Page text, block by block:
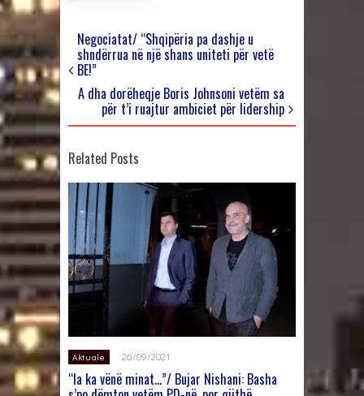
Negociatat/ “Shqipëria pa dashje u
shndërrua në një shans uniteti për vetë
BE!”
A dha dorëheqje Boris Johnsoni vetëm sa
për t’i ruajtur ambiciet për lidership
Related Posts
Aktuale 26/09/2021
“Ia ka vënë minat…”/ Bujar Nishani: Basha